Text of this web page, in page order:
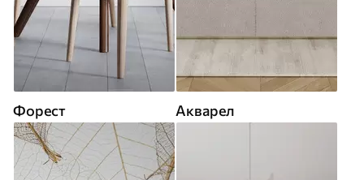
Форест Акварел